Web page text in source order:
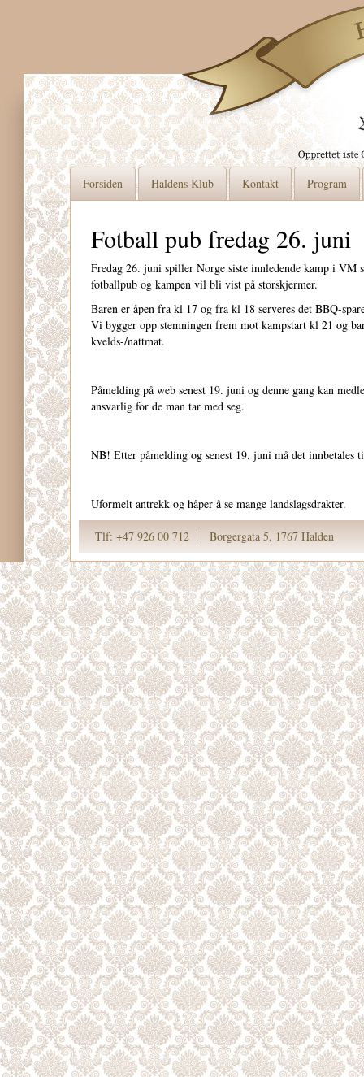
Forsiden Haldens Klub Kontakt Program
Fotball pub fredag 26. juni
Fredag 26. juni spiller Norge siste innledende kamp i
fotballpub og kampen vil bli vist på storskjermer.
Baren er åpen fra kl 17 og fra kl 18 serveres det BBQ-
Vi bygger opp stemningen frem mot kampstart kl 21 og
kvelds-/nattmat.
Påmelding på web senest 19. juni og denne gang kan
ansvarlig for de man tar med seg.
NB! Etter påmelding og senest 19. juni må det
Uformelt antrekk og håper å se mange landslagsdrakter.
Tlf: +47 926 00 712 Borgergata 5, 1767 Halden